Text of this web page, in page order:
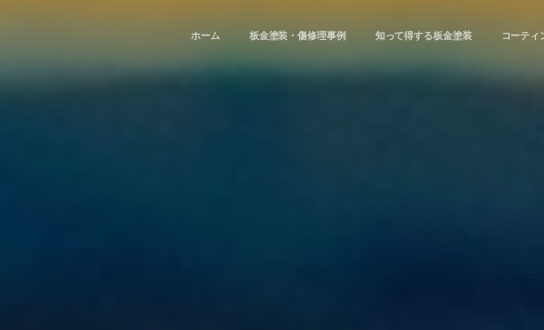
ホーム 板金塗装・傷修理事例 知って得する板金塗装 コーティ